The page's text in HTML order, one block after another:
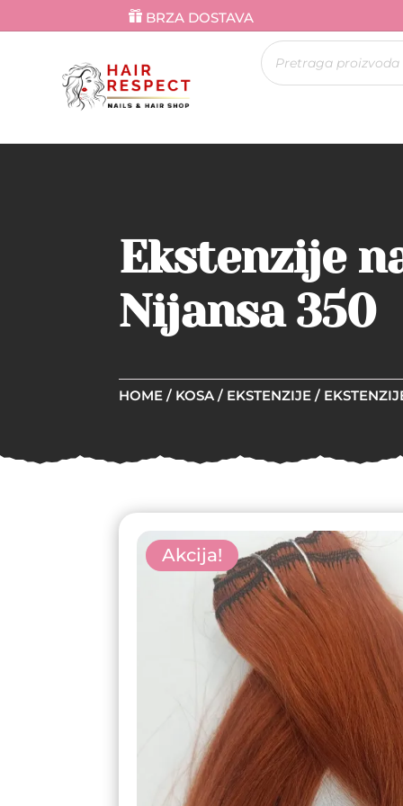
BRZA DOSTAVA
Products
search
Ekstenzije
Nijansa 350
HOME / KOSA / EKSTENZIJE /
Akcija!